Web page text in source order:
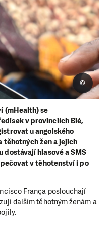
(mHealth) se
v provinciích Bié,
u angolského
žen a jejich
hlasové a SMS
v těhotenství i po
©
França poslouchají
dalším těhotným ženám a